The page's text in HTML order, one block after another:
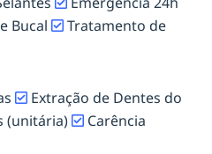
Bucal
Tratamento de
Extração de Dentes do
(unitária)
Carência